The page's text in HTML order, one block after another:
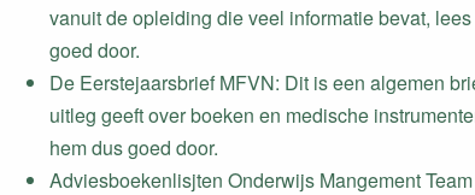
vanuit de opleiding die veel informatie bevat,
goed door.
De Eerstejaarsbrief MFVN: Dit is een algemen
uitleg geeft over boeken en medische
hem dus goed door.
Adviesboekenlisjten Onderwijs Mangement